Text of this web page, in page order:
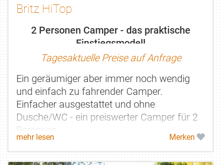
Britz HiTop
2 Personen Camper - das praktische
Einstiegsmodell
Tagesaktuelle Preise auf Anfrage
Ein geräumiger aber immer noch wendig
und einfach zu fahrender Camper.
Einfacher ausgestattet und ohne
Dusche/WC - ein preiswerter Camper für 2
Personen.
mehr lesen Merken